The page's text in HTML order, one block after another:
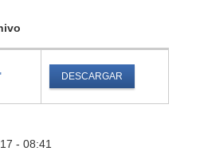
DESCARGAR
- 08:41